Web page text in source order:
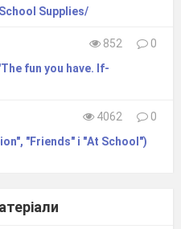
Supplies/
852
0
fun you have. If-
4062
0
"Friends" і "At School")